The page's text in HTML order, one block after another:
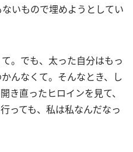
いもので埋めようとしてい
。でも、太った自分はもっ
んなくて。そんなとき、し
き直ったヒロインを見て、
っても、私は私なんだなっ